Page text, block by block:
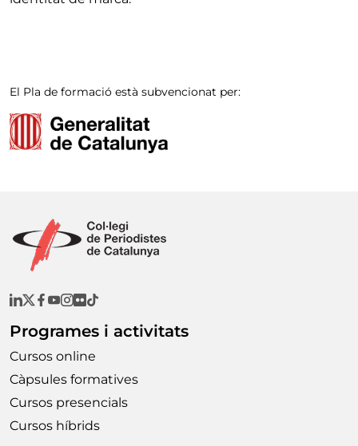
El Pla de formació està subvencionat per:
Programes i activitats
Cursos online
Càpsules formatives
Cursos presencials
Cursos híbrids